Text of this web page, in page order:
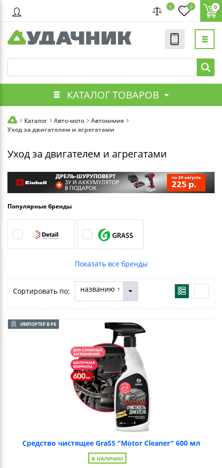
0 0 0
КАТАЛОГ ТОВАРОВ
Каталог Авто-мото
Автохимия
Уход за двигателем и агрегатами
Уход за двигателем и агрегатами
Популярные бренды
Сортировать по: названию ↑
ИМПОРТЕР В РБ
Средство чистящее GraSS "Motor Cleaner" 600 мл
В НАЛИЧИИ